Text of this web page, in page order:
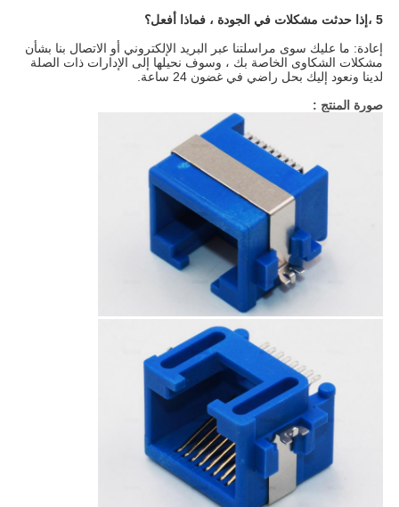
5 ،
إذا حدثت مشكلات في الجودة ، فماذا أفعل؟
إعادة: ما عليك سوى مراسلتنا عبر البريد الإلكتروني أو الاتصال بنا بشأن
مشكلات الشكاوى الخاصة بك ، وسوف نحيلها إلى الإدارات ذات الصلة
لدينا ونعود إليك بحل راضي في غضون 24 ساعة.
صورة المنتج :